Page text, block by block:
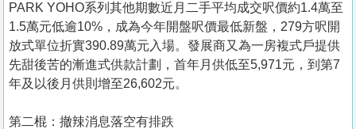
PARK YOHO系列其他期數近月二手平均成交呎價約1.4萬至
1.5萬元低逾10%，成為今年開盤呎價最低新盤，279方呎開
放式單位折實390.89萬元入場。發展商又為一房複式戶提供
先甜後苦的漸進式供款計劃，首年月供低至5,971元，到第7
年及以後月供則增至26,602元。
第二棍：撤辣消息落空有排跌